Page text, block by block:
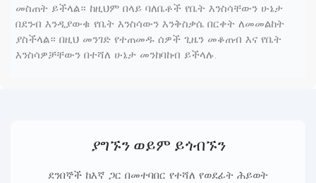
መስጠት ይችላል። ከዚህም በላይ ባለቤቶች የቤት እንስሳቸውን ሁኔታ
በደንብ እንዲያውቁ የቤት እንስሳውን እንቅስቃሴ በርቀት ለመመልከት
ያስችላል። በዚህ መንገድ የተጠመዱ ሰዎች ጊዜን መቆጠብ እና የቤት
እንስሳዎቻቸውን በተሻለ ሁኔታ መንከባከብ ይችላሉ.
ያግኙን ወይም ይጎብኙን
ደንበኞች ከእኛ ጋር በመተባበር የተሻለ የወደፊት ሕይወት